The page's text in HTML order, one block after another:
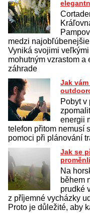
medzi
Vyniká svojimi
mohutným vzrastom a
záhrade
Jak
Pobyt v
energii
telefon přitom nemusí
pomoci při plánování
Jak se
Na
během
prudké
z příjemné vycházky
Proto je důležité, aby